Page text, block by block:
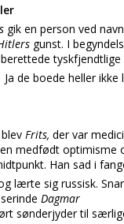
gik en person ved
gunst. I
tyskfjendtlige
de boede heller ikke
Frits, der var
medfødt
Han sad i
lærte sig russisk.
Dagmar
sønderjyder til